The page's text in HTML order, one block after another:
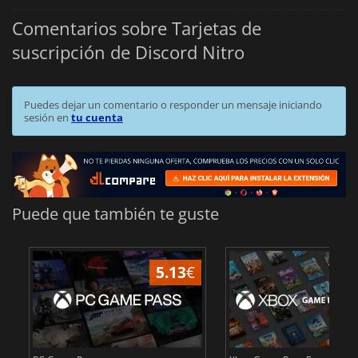
Comentarios sobre Tarjetas de
suscripción de Discord Nitro
Puedes dejar un comentario o responder un mensaje iniciando
sesión en tu cuenta
Puede que también te guste
5.13€